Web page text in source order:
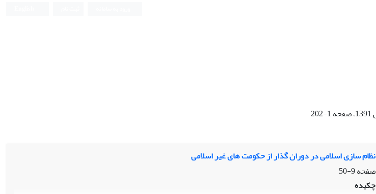
نظام سازی اسلامی در دوران گذار از حکومت های غیر اسلامی
صفحه9-50
چکیده